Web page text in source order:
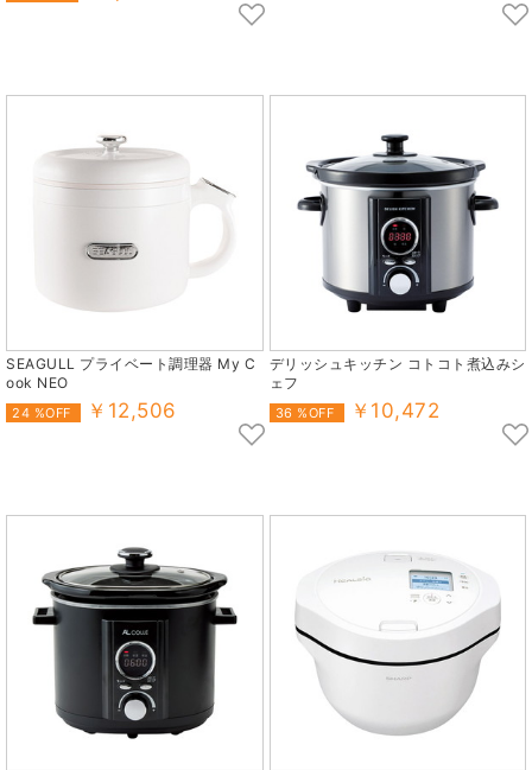
SEAGULL プライベート調理器 My C
ook NEO
24 %OFF ￥12,506
デリッシュキッチン コトコト煮込みシ
ェフ
36 %OFF ￥10,472